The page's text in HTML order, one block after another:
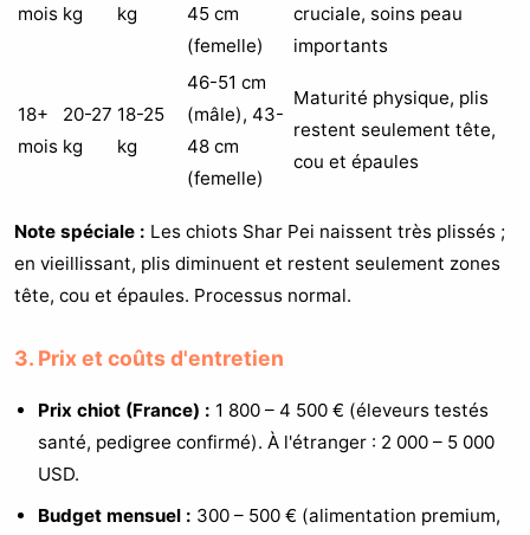
mois kg
kg
45 cm
(femelle)
cruciale, soins peau
importants
18+
mois
20-27
kg
18-25
kg
46-51 cm
(mâle), 43-
48 cm
(femelle)
Maturité physique, plis
restent seulement tête,
cou et épaules
Note spéciale : Les chiots Shar Pei naissent très plissés ;
en vieillissant, plis diminuent et restent seulement zones
tête, cou et épaules. Processus normal.
3. Prix et coûts d'entretien
Prix chiot (France) : 1 800 – 4 500 € (éleveurs testés
santé, pedigree confirmé). À l'étranger : 2 000 – 5 000
USD.
Budget mensuel : 300 – 500 € (alimentation premium,